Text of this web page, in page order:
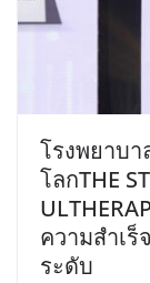
โรงพยาบา
โลกTHE
ความสำเ
ระดับ